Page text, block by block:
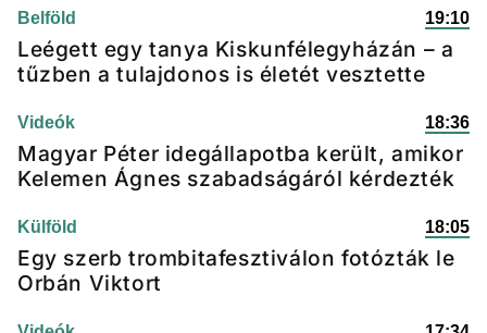
Belföld 19:10
Leégett egy tanya Kiskunfélegyházán – a
tűzben a tulajdonos is életét vesztette
Videók 18:36
Magyar Péter idegállapotba került, amikor
Kelemen Ágnes szabadságáról kérdezték
Külföld 18:05
Egy szerb trombitafesztiválon fotózták le
Orbán Viktort